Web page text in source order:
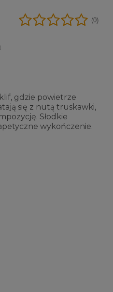
(0)
gdzie powietrze
się z nutą truskawki,
Słodkie
wykończenie.